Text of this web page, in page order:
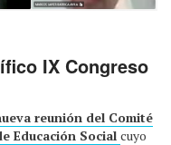
IX Congreso
reunión del Comité
Educación Social cuyo